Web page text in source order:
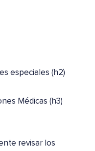
especiales (h2)
Médicas (h3)
revisar los